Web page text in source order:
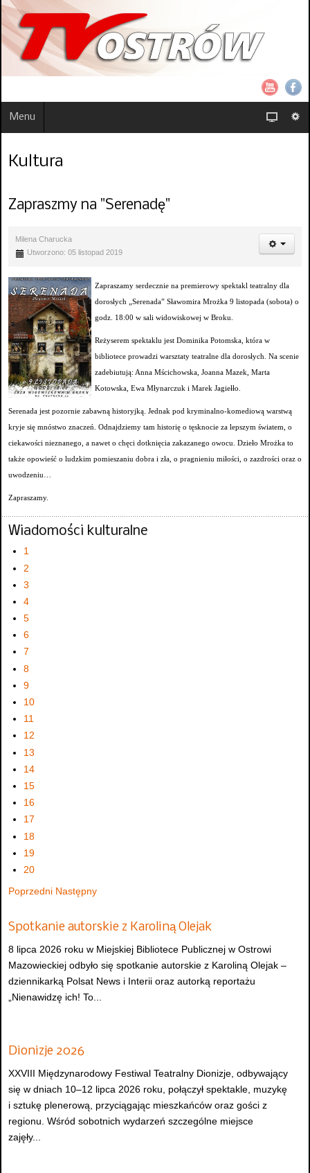
Menu
Kultura
Zapraszmy na "Serenadę"
Milena Charucka
Utworzono: 05 listopad 2019
Zapraszamy serdecznie na premierowy spektakl teatralny dla
dorosłych „Serenada” Sławomira Mrożka 9 listopada (sobota) o
godz. 18:00 w sali widowiskowej w Broku.
Reżyserem spektaklu jest Dominika Potomska, która w
bibliotece prowadzi warsztaty teatralne dla dorosłych. Na scenie
zadebiutują: Anna Mścichowska, Joanna Mazek, Marta
Kotowska, Ewa Młynarczuk i Marek Jagiełło.
Serenada jest pozornie zabawną historyjką. Jednak pod kryminalno-komediową warstwą
kryje się mnóstwo znaczeń. Odnajdziemy tam historię o tęsknocie za lepszym światem, o
ciekawości nieznanego, a nawet o chęci dotknięcia zakazanego owocu. Dzieło Mrożka to
także opowieść o ludzkim pomieszaniu dobra i zła, o pragnieniu miłości, o zazdrości oraz o
uwodzeniu…
Zapraszamy.
Wiadomości kulturalne
1
2
3
4
5
6
7
8
9
10
11
12
13
14
15
16
17
18
19
20
Poprzedni Następny
Spotkanie autorskie z Karoliną Olejak
8 lipca 2026 roku w Miejskiej Bibliotece Publicznej w Ostrowi
Mazowieckiej odbyło się spotkanie autorskie z Karoliną Olejak –
dziennikarką Polsat News i Interii oraz autorką reportażu
„Nienawidzę ich! To...
Dionizje 2026
XXVIII Międzynarodowy Festiwal Teatralny Dionizje, odbywający
się w dniach 10–12 lipca 2026 roku, połączył spektakle, muzykę
i sztukę plenerową, przyciągając mieszkańców oraz gości z
regionu. Wśród sobotnich wydarzeń szczególne miejsce
zajęły...